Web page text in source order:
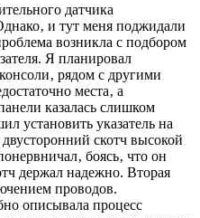
датчика
и тут меня поджидали
возникла с подбором
Я планировал
рядом с другими
места‚ а
казалась слишком
установить указатель на
двусторонний скотч высокой
боясь‚ что он
держал надежно. Вторая
проводов.
описывала процесс